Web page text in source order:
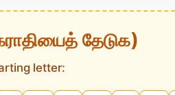
தேடுக)
letter: